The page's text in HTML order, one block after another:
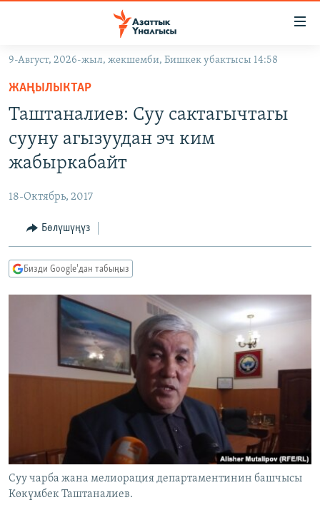
Навигацияга
өтүңүз
Издөөгө
салыңыз
САЯСАТ
МАДАНИЯТ
ДҮЙНӨ
УКРАИНА
ТВ ПРОГРАММАЛАР
БҮГҮН АЗАТТЫКТА
ДАНИСТЕ
ЭЖЕ-СИҢДИЛЕР
АЗАТТЫК+
ЫҢГАЙСЫЗ СУРООЛОР
ПОДКАСТ
Русский
ОНЛАЙН ШЕРИНЕ
ЭЕ/АРнун бардык сайттары
9-Август, 2026-жыл, жекшемби, Бишкек убактысы 14:58
ЖАҢЫЛЫКТАР
Таштаналиев: Cуу сактагычтагы
сууну агызуудан эч ким
жабыркабайт
18-Октябрь, 2017
Бөлүшүңүз
Бизди Google'дан табыңыз
Суу чарба жана мелиорация департаментинин башчысы
Көкүмбек Таштаналиев.